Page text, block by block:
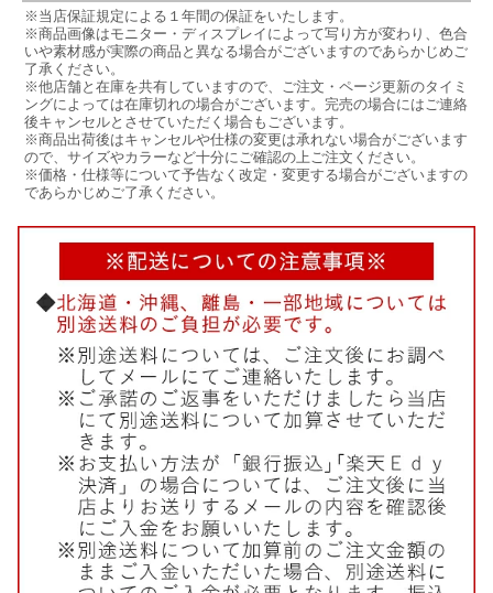
※当店保証規定による１年間の保証をいたします。
※商品画像はモニター・ディスプレイによって写り方が変わり、色合
いや素材感が実際の商品と異なる場合がございますのであらかじめご
了承ください。
※他店舗と在庫を共有していますので、ご注文・ページ更新のタイミ
ングによっては在庫切れの場合がございます。完売の場合にはご連絡
後キャンセルとさせていただく場合もございます。
※商品出荷後はキャンセルや仕様の変更は承れない場合がございます
ので、サイズやカラーなど十分にご確認の上ご注文ください。
※価格・仕様等について予告なく改定・変更する場合がございますの
であらかじめご了承ください。